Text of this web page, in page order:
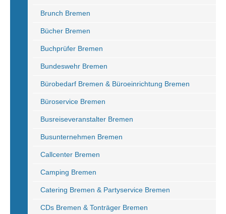
Brunch Bremen
Bücher Bremen
Buchprüfer Bremen
Bundeswehr Bremen
Bürobedarf Bremen & Büroeinrichtung Bremen
Büroservice Bremen
Busreiseveranstalter Bremen
Busunternehmen Bremen
Callcenter Bremen
Camping Bremen
Catering Bremen & Partyservice Bremen
CDs Bremen & Tonträger Bremen